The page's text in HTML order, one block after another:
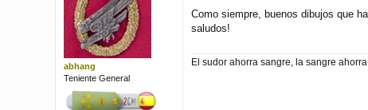
abhang
Teniente General
n
s
e
Como siempre, buenos dibujos que
saludos!
El sudor ahorra sangre, la sangre